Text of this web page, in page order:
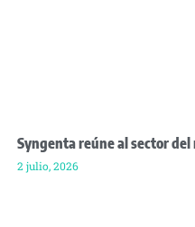
Syngenta reúne al sector
2 julio, 2026